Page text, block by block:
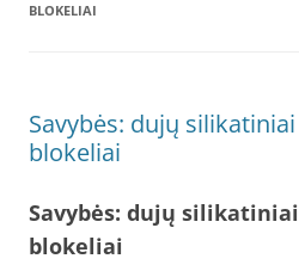
BLOKELIAI
Savybės: dujų silikatiniai
blokeliai
Savybės: dujų silikatiniai
blokeliai